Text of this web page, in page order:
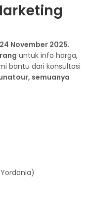
24 November 2025.
untuk info harga,
bantu dari konsultasi
semuanya